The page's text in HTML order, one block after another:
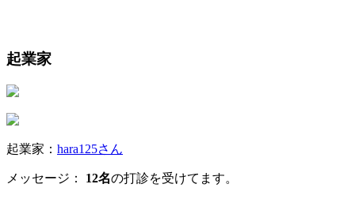
起業家
起業家： hara125さん
メッセージ： 12名の打診を受けてます。